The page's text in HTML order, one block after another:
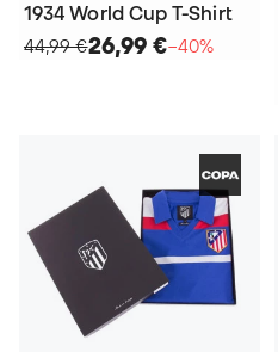
1934 World Cup T-Shirt
44,99 €26,99 €−40%